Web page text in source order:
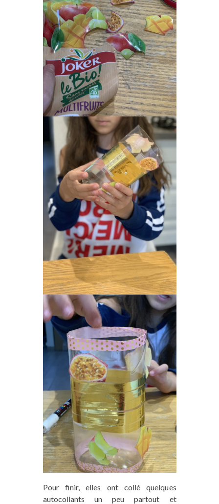
Pour finir, elles ont collé quelques
autocollants un peu partout et